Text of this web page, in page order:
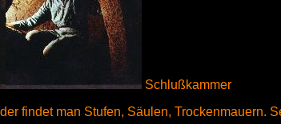
Schlußkammer
findet man Stufen, Säulen, Trockenmauern.